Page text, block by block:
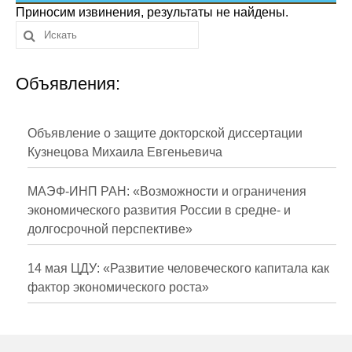
Сотрудники
Отчетность
Противодействие коррупции
Публикации
Научная жизнь
Издания
Проблемы прогнозирования
О журнале
Приносим извинения, результаты не найдены.
Объявления:
Объявление о защите докторской диссертации
Кузнецова Михаила Евгеньевича
МАЭФ-ИНП РАН: «Возможности и ограничения
экономического развития России в средне- и
долгосрочной перспективе»
14 мая ЦДУ: «Развитие человеческого капитала как
фактор экономического роста»